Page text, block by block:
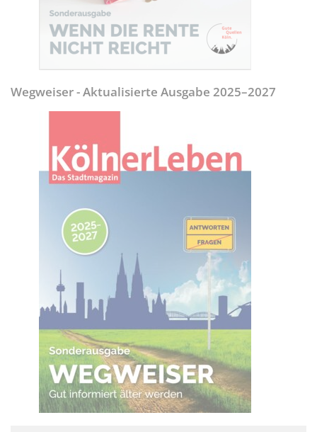
Wegweiser - Aktualisierte Ausgabe 2025–2027